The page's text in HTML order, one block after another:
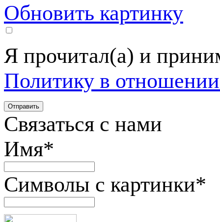
Обновить картинку
Я прочитал(а) и
Политику в
Связаться с нами
Имя*
Символы с картинки*